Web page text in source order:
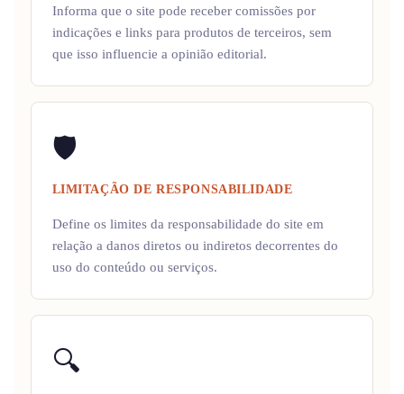
Informa que o site pode receber comissões por
indicações e links para produtos de terceiros, sem
que isso influencie a opinião editorial.
🛡️
LIMITAÇÃO DE RESPONSABILIDADE
Define os limites da responsabilidade do site em
relação a danos diretos ou indiretos decorrentes do
uso do conteúdo ou serviços.
🔍